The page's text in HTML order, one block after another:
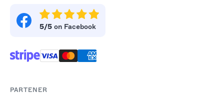
5/5 on Facebook
PARTENER